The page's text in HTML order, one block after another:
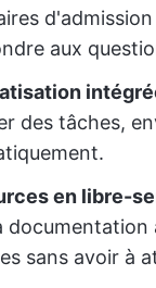
aux
des tâches,
en libre-
documentation
sans avoir à